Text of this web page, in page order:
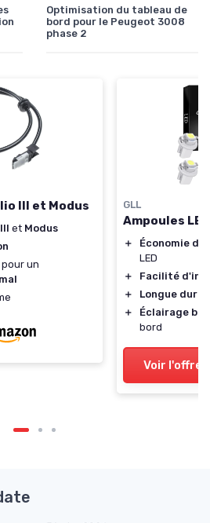
Optimisation du tableau de
bord pour le Peugeot 3008
phase 2
III et Modus
et Modus
un
GLL
Ampoules
＋
Économie
LED
＋
Facilité
＋
Longue
＋
Éclairage
bord
Voir l'offre